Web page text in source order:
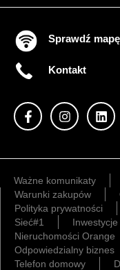
Sprawdź
Kontakt
Ważne komunikaty
Warunki zakupów
Polityka prywatności
Sieć#1
Nieruchomości Orange
Odpowiedzialny biznes
Telefon domowy